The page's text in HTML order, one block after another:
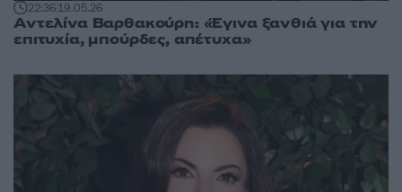
22:3619.05.26
Αντελίνα Βαρθακούρη: «Έγινα ξανθιά για την
επιτυχία, μπούρδες, απέτυχα»